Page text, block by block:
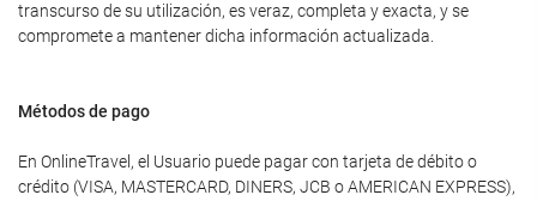
transcurso de su utilización, es veraz, completa y exacta, y se
compromete a mantener dicha información actualizada.
Métodos de pago
En OnlineTravel, el Usuario puede pagar con tarjeta de débito o
crédito (VISA, MASTERCARD, DINERS, JCB o AMERICAN EXPRESS),